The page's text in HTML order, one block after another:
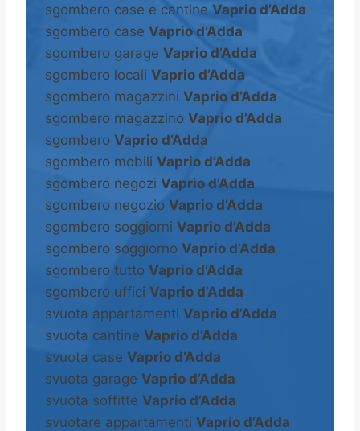
sgombero case e cantine Vaprio d’Adda
sgombero case Vaprio d’Adda
sgombero garage Vaprio d’Adda
sgombero locali Vaprio d’Adda
sgombero magazzini Vaprio d’Adda
sgombero magazzino Vaprio d’Adda
sgombero Vaprio d’Adda
sgombero mobili Vaprio d’Adda
sgombero negozi Vaprio d’Adda
sgombero negozio Vaprio d’Adda
sgombero soggiorni Vaprio d’Adda
sgombero soggiorno Vaprio d’Adda
sgombero tutto Vaprio d’Adda
sgombero uffici Vaprio d’Adda
svuota appartamenti Vaprio d’Adda
svuota cantine Vaprio d’Adda
svuota case Vaprio d’Adda
svuota garage Vaprio d’Adda
svuota soffitte Vaprio d’Adda
svuotare appartamenti Vaprio d’Adda